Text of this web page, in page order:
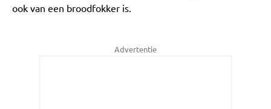
ook van een broodfokker is.
Advertentie